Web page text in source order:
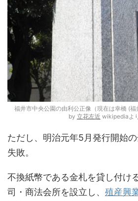
福井市中央公園の由利公正像（現在は幸橋 (
by 立花左近 wikipediaよ
ただし、明治元年5月発行開始の
失敗。
不換紙幣である金札を貸し付け
司・商法会所を設立し、 殖産興